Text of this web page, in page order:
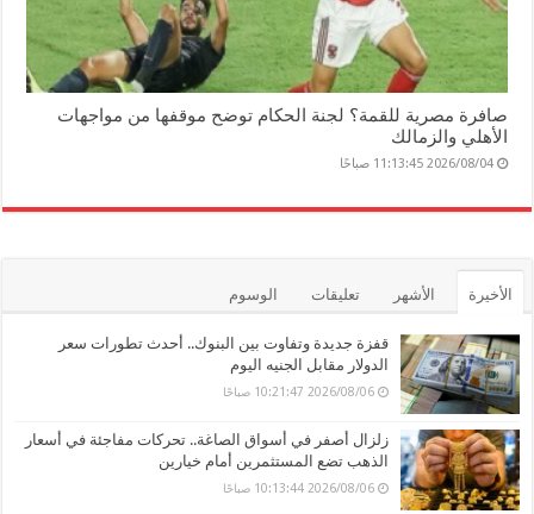
صافرة مصرية للقمة؟ لجنة الحكام توضح موقفها من مواجهات
الأهلي والزمالك
2026/08/04 11:13:45 صباحًا
الأخيرة الأشهر تعليقات الوسوم
قفزة جديدة وتفاوت بين البنوك.. أحدث تطورات سعر
الدولار مقابل الجنيه اليوم
2026/08/06 10:21:47 صباحًا
زلزال أصفر في أسواق الصاغة.. تحركات مفاجئة في أسعار
الذهب تضع المستثمرين أمام خيارين
2026/08/06 10:13:44 صباحًا